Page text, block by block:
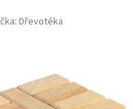
Dřevotéka